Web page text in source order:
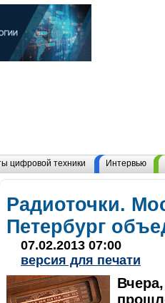
цифровой техники Интервью
Радиоточки.
Петербург
07.02.2013 07:00
версия для печати